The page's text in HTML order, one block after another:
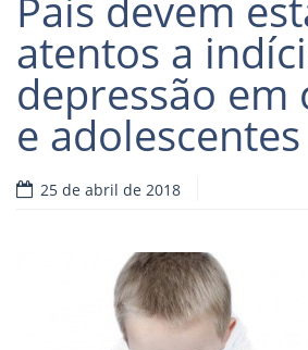
atentos a
depressão em
e adolescentes
25 de abril de 2018